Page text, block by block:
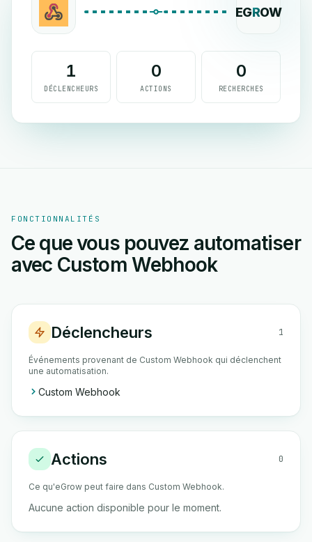
EGROW
1
DÉCLENCHEURS
0
ACTIONS
0
RECHERCHES
FONCTIONNALITÉS
Ce que vous pouvez automatiser
avec Custom Webhook
Déclencheurs 1
Événements provenant de Custom Webhook qui déclenchent
une automatisation.
Custom Webhook
Actions 0
Ce qu'eGrow peut faire dans Custom Webhook.
Aucune action disponible pour le moment.